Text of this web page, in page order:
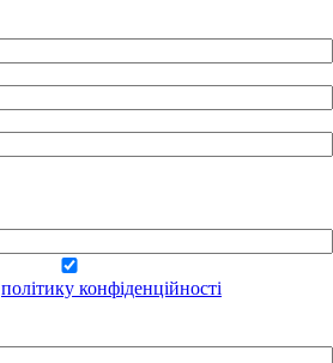
політику конфіденційності